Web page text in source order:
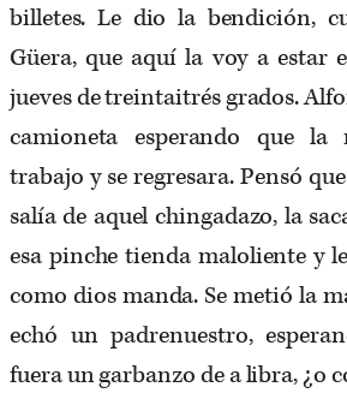
billetes. Le dio la bendición,
Güera, que aquí la voy a estar
jueves de treintaitrés grados.
camioneta esperando que
trabajo y se regresara. Pensó
salía de aquel chingadazo, la
esa pinche tienda maloliente y
como dios manda. Se metió la
echó un padrenuestro,
fuera un garbanzo de a libra, ¿o